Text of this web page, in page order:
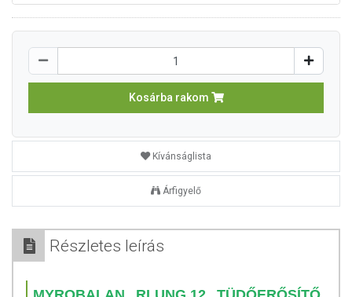
Kosárba rakom
Kívánságlista
Árfigyelő
Részletes leírás